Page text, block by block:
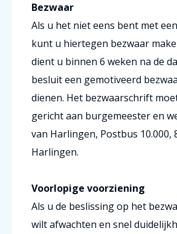
Bezwaar
Als u het niet eens bent met
kunt u hiertegen bezwaar
dient u binnen 6 weken na de
besluit een gemotiveerd
dienen. Het bezwaarschrift
gericht aan burgemeester en
van Harlingen, Postbus 10.000,
Harlingen.
Voorlopige voorziening
Als u de beslissing op het
wilt afwachten en snel